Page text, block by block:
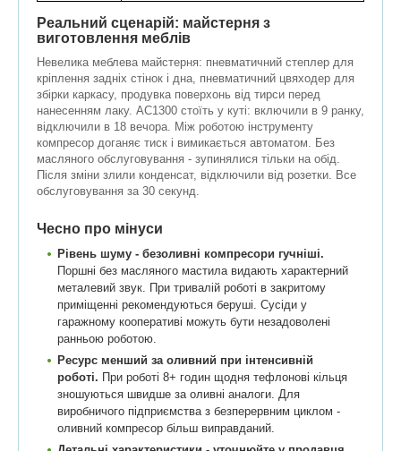
Реальний сценарій: майстерня з
виготовлення меблів
Невелика меблева майстерня: пневматичний степлер для
кріплення задніх стінок і дна, пневматичний цвяходер для
збірки каркасу, продувка поверхонь від тирси перед
нанесенням лаку. AC1300 стоїть у куті: включили в 9 ранку,
відключили в 18 вечора. Між роботою інструменту
компресор доганяє тиск і вимикається автоматом. Без
масляного обслуговування - зупинялися тільки на обід.
Після зміни злили конденсат, відключили від розетки. Все
обслуговування за 30 секунд.
Чесно про мінуси
Рівень шуму - безоливні компресори гучніші.
Поршні без масляного мастила видають характерний
металевий звук. При тривалій роботі в закритому
приміщенні рекомендуються беруші. Сусіди у
гаражному кооперативі можуть бути незадоволені
ранньою роботою.
Ресурс менший за оливний при інтенсивній
роботі. При роботі 8+ годин щодня тефлонові кільця
зношуються швидше за оливні аналоги. Для
виробничого підприємства з безперервним циклом -
оливний компресор більш виправданий.